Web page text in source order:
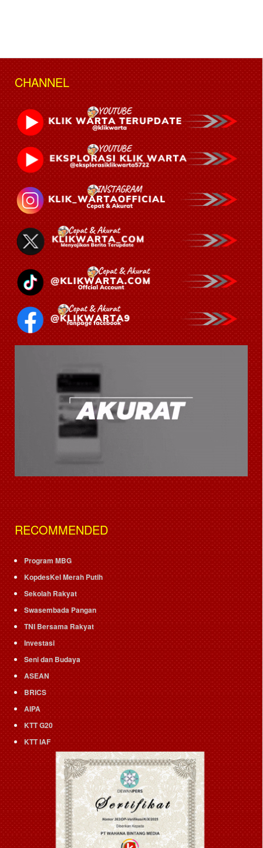
CHANNEL
RECOMMENDED
Program MBG
KopdesKel Merah Putih
Sekolah Rakyat
Swasembada Pangan
TNI Bersama Rakyat
Investasi
Seni dan Budaya
ASEAN
BRICS
AIPA
KTT G20
KTT IAF